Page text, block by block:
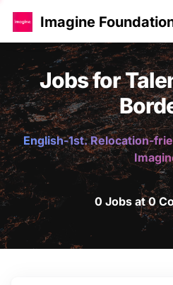
Imagine
Jobs for
English-1st. Relocation-
0 Jobs at 0